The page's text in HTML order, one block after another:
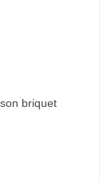
briquet